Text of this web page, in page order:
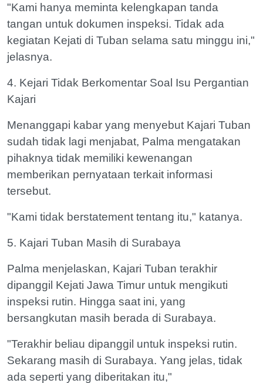
"Kami hanya meminta kelengkapan tanda
tangan untuk dokumen inspeksi. Tidak ada
kegiatan Kejati di Tuban selama satu minggu ini,"
jelasnya.
4. Kejari Tidak Berkomentar Soal Isu Pergantian
Kajari
Menanggapi kabar yang menyebut Kajari Tuban
sudah tidak lagi menjabat, Palma mengatakan
pihaknya tidak memiliki kewenangan
memberikan pernyataan terkait informasi
tersebut.
"Kami tidak berstatement tentang itu," katanya.
5. Kajari Tuban Masih di Surabaya
Palma menjelaskan, Kajari Tuban terakhir
dipanggil Kejati Jawa Timur untuk mengikuti
inspeksi rutin. Hingga saat ini, yang
bersangkutan masih berada di Surabaya.
"Terakhir beliau dipanggil untuk inspeksi rutin.
Sekarang masih di Surabaya. Yang jelas, tidak
ada seperti yang diberitakan itu,"